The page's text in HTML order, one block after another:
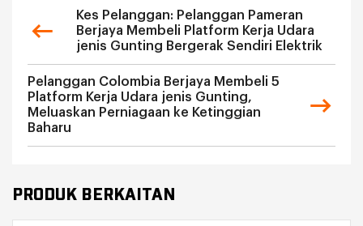
Kes Pelanggan: Pelanggan Pameran
Berjaya Membeli Platform Kerja Udara
jenis Gunting Bergerak Sendiri Elektrik
Pelanggan Colombia Berjaya Membeli 5
Platform Kerja Udara jenis Gunting,
Meluaskan Perniagaan ke Ketinggian
Baharu
PRODUK BERKAITAN